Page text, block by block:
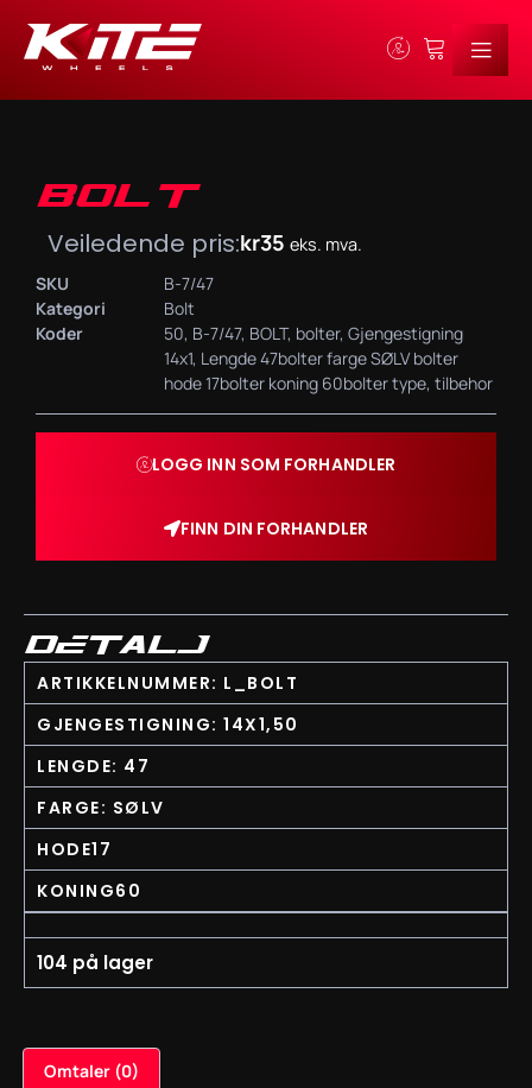
BOLT
Veiledende pris:kr35 eks. mva.
SKU
B-7/47
Kategori
Bolt
Koder
50, B-7/47, BOLT, bolter, Gjengestigning
14x1, Lengde 47bolter farge SØLV bolter
hode 17bolter koning 60bolter type, tilbehor
LOGG INN SOM FORHANDLER
FINN DIN FORHANDLER
DETALJ
ARTIKKELNUMMER: L_BOLT
GJENGESTIGNING: 14X1,50
LENGDE: 47
FARGE: SØLV
HODE17
KONING60
104 på lager
Omtaler (0)